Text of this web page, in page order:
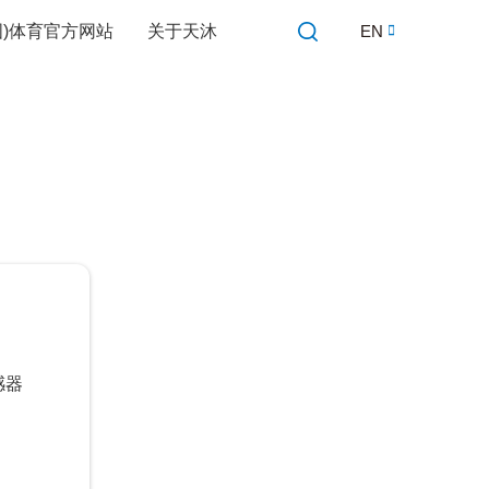
体育官方网站 关于天沐 EN